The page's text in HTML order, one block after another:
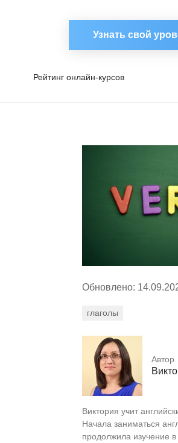
Узнать свой
Рейтинг онлайн-курсов
Автор
Виктория учит
Начала заниматься
продолжила изучение в
Обновлено:
глаголы